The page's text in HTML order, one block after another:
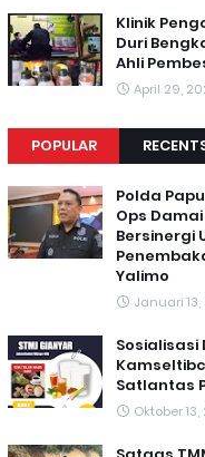
Klinik
Duri
Ahli
April 29,
POPULAR
Polda
Ops
Bersinergi
Yalimo
Januari 13,
Sosialisasi
Satlantas
Oktober 13,